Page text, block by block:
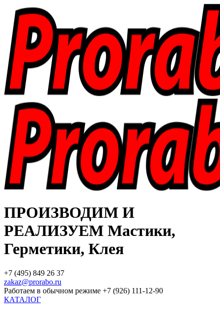
ПРОИЗВОДИМ И
РЕАЛИЗУЕМ Мастики,
Герметики, Клея
+7 (495) 849 26 37
zakaz@prorabo.ru
Работаем в обычном режиме +7 (926) 111-12-90
КАТАЛОГ